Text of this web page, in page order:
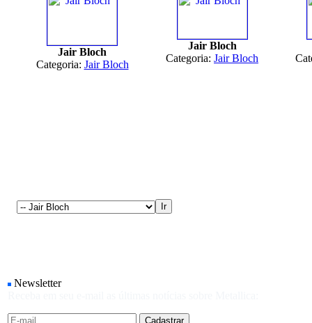
Jair Bloch
Categoria: Jair Bloch
Jair Bloch
Categoria: Jair Bloch
Newsletter